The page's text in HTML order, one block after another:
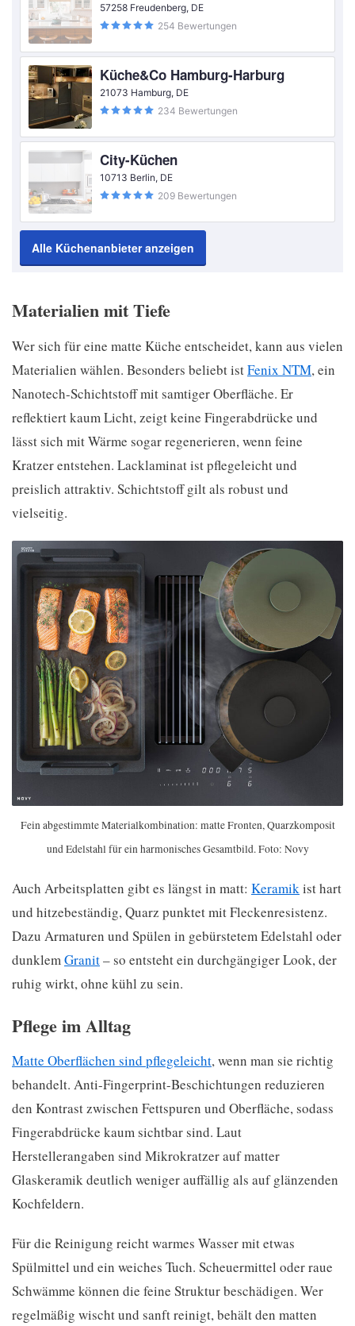
57258 Freudenberg, DE
254 Bewertungen
Küche&Co Hamburg-Harburg
21073 Hamburg, DE
234 Bewertungen
City-Küchen
10713 Berlin, DE
209 Bewertungen
Alle Küchenanbieter anzeigen
Materialien mit Tiefe
Wer sich für eine matte Küche entscheidet, kann aus vielen
Materialien wählen. Besonders beliebt istFenix NTM, ein
Nanotech-Schichtstoff mit samtiger Oberfläche. Er
reflektiert kaum Licht, zeigt keine Fingerabdrücke und
lässt sich mit Wärme sogar regenerieren, wenn feine
Kratzer entstehen. Lacklaminat ist pflegeleicht und
preislich attraktiv. Schichtstoff gilt als robust und
vielseitig.
Fein abgestimmte Materialkombination: matte Fronten, Quarzkomposit
und Edelstahl für ein harmonisches Gesamtbild. Foto: Novy
Auch Arbeitsplatten gibt es längst in matt: Keramikist hart
und hitzebeständig, Quarz punktet mit Fleckenresistenz.
Dazu Armaturen und Spülen in gebürstetem Edelstahl oder
dunklemGranit– so entsteht ein durchgängiger Look, der
ruhig wirkt, ohne kühl zu sein.
Pflege im Alltag
Matte Oberflächen sind pflegeleicht, wenn man sie richtig
behandelt. Anti-Fingerprint-Beschichtungen reduzieren
den Kontrast zwischen Fettspuren und Oberfläche, sodass
Fingerabdrücke kaum sichtbar sind. Laut
Herstellerangaben sind Mikrokratzer auf matter
Glaskeramik deutlich weniger auffällig als auf glänzenden
Kochfeldern.
Für die Reinigung reicht warmes Wasser mit etwas
Spülmittel und ein weiches Tuch. Scheuermittel oder raue
Schwämme können die feine Struktur beschädigen. Wer
regelmäßig wischt und sanft reinigt, behält den matten